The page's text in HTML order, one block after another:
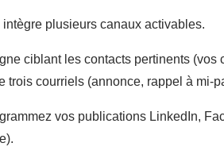
plusieurs canaux activables.
ciblant les contacts pertinents
trois courriels (annonce, rappel à mi-
vos publications LinkedIn,